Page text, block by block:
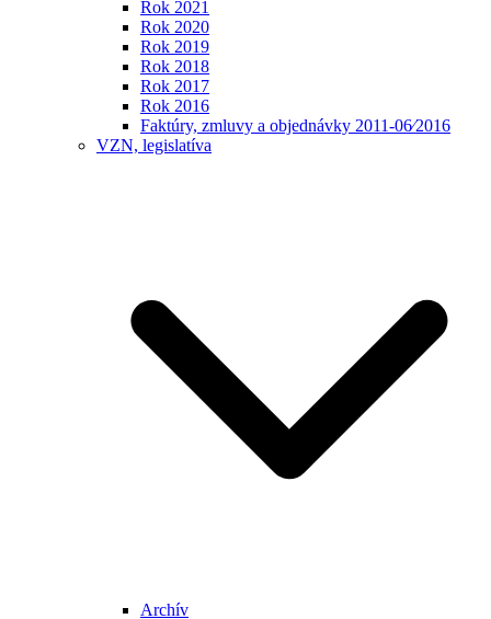
Rok 2021
Rok 2020
Rok 2019
Rok 2018
Rok 2017
Rok 2016
Faktúry, zmluvy a objednávky 2011-06⁄2016
VZN, legislatíva
Archív